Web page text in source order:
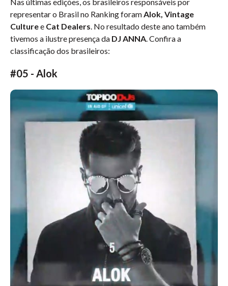
representar o Brasil no Ranking foramAlok, Vintage
Culturee Cat Dealers. No resultado deste ano também
tivemos a ilustre presença da DJ ANNA. Confira a
classificação dos brasileiros:
#05 - Alok